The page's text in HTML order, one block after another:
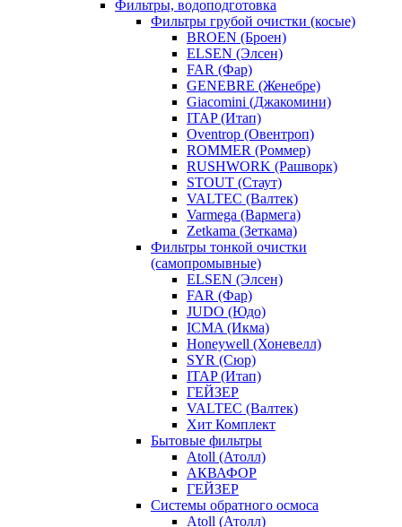
Фильтры, водоподготовка
Фильтры грубой очистки (косые)
BROEN (Броен)
ELSEN (Элсен)
FAR (Фар)
GENEBRE (Женебре)
Giacomini (Джакомини)
ITAP (Итап)
Oventrop (Овентроп)
ROMMER (Роммер)
RUSHWORK (Рашворк)
STOUT (Стаут)
VALTEC (Валтек)
Varmega (Вармега)
Zetkama (Зеткама)
Фильтры тонкой очистки
(самопромывные)
ELSEN (Элсен)
FAR (Фар)
JUDO (Юдо)
ICMA (Икма)
Honeywell (Хоневелл)
SYR (Сюр)
ITAP (Итап)
ГЕЙЗЕР
VALTEC (Валтек)
Хит Комплект
Бытовые фильтры
Atoll (Атолл)
АКВАФОР
ГЕЙЗЕР
Системы обратного осмоса
Atoll (Атолл)